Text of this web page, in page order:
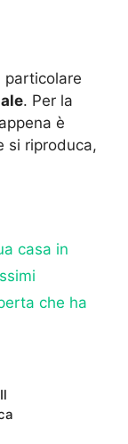
particolare
. Per la
è
si riproduca,
casa in
che ha